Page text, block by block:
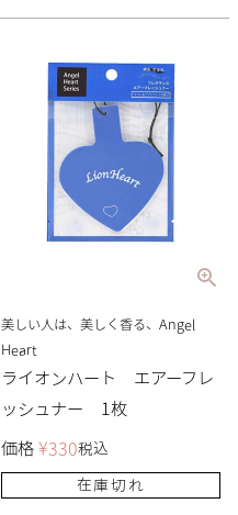
美しい人は、美しく香る、Angel
Heart
ライオンハート エアーフレ
ッシュナー 1枚
価格 ¥330税込
在庫切れ